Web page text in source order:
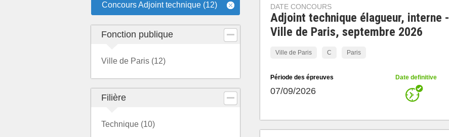
Concours Adjoint technique (12)
Fonction publique
Ville de Paris (12)
Filière
Technique (10)
DATE CONCOURS
Adjoint technique élagueur, interne -
Ville de Paris, septembre 2026
Ville de Paris C Paris
Période des épreuves
07/09/2026
Date definitive